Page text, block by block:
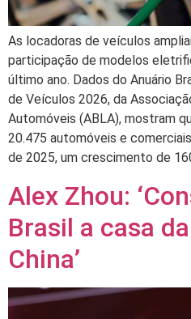
As locadoras de veículos
participação de modelos
último ano. Dados do Anuário
de Veículos 2026, da
Automóveis (ABLA), mostram
20.475 automóveis e
de 2025, um crescimento de
Alex Zhou:
Brasil a casa
China’